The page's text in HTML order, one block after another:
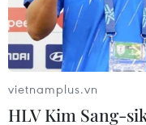
vietnamplus.vn
HLV Kim Sang-